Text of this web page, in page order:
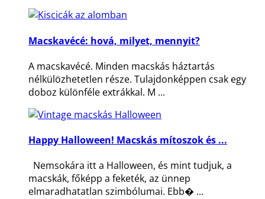
Macskavécé: hová, milyet, mennyit?
A macskavécé. Minden macskás háztartás
nélkülözhetetlen része. Tulajdonképpen csak egy
doboz különféle extrákkal. M ...
Happy Halloween! Macskás mítoszok és ...
Nemsokára itt a Halloween, és mint tudjuk, a
macskák, főképp a feketék, az ünnep
elmaradhatatlan szimbólumai. Ebb� ...